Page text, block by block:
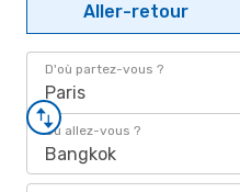
Aller-retour
D'où partez-vous ?
Paris
Où allez-vous ?
Bangkok